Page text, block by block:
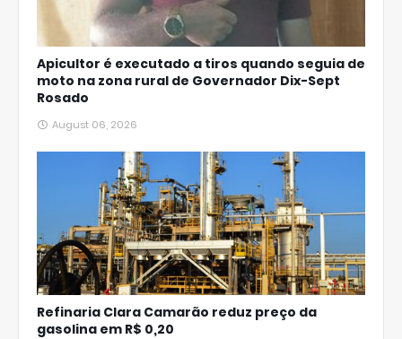
Apicultor é executado a tiros quando seguia de
moto na zona rural de Governador Dix-Sept
Rosado
August 06, 2026
Refinaria Clara Camarão reduz preço da
gasolina em R$ 0,20